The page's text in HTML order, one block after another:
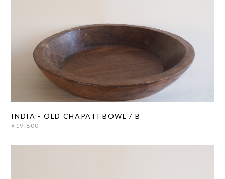
INDIA - OLD CHAPATI BOWL / B
¥19,800